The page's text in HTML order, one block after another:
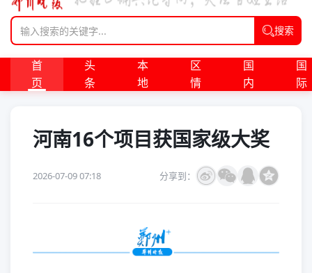
搜索
首
页
头
条
本
地
区
情
国
内
国
际
河南16个项目获国家级大奖
2026-07-09 07:18 分享到：